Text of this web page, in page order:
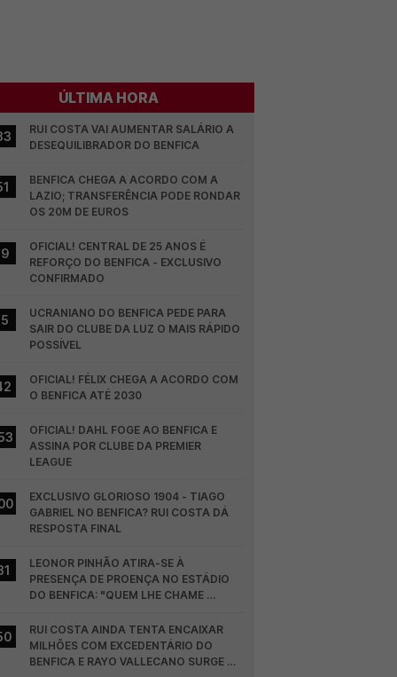
ÚLTIMA HORA
RUI COSTA VAI AUMENTAR SALÁRIO A
DESEQUILIBRADOR DO BENFICA
BENFICA CHEGA A ACORDO COM A
LAZIO; TRANSFERÊNCIA PODE RONDAR
OS 20M DE EUROS
OFICIAL! CENTRAL DE 25 ANOS É
REFORÇO DO BENFICA - EXCLUSIVO
CONFIRMADO
UCRANIANO DO BENFICA PEDE PARA
SAIR DO CLUBE DA LUZ O MAIS RÁPIDO
POSSÍVEL
OFICIAL! FÉLIX CHEGA A ACORDO COM
O BENFICA ATÉ 2030
OFICIAL! DAHL FOGE AO BENFICA E
ASSINA POR CLUBE DA PREMIER
LEAGUE
EXCLUSIVO GLORIOSO 1904 - TIAGO
GABRIEL NO BENFICA? RUI COSTA DÁ
RESPOSTA FINAL
LEONOR PINHÃO ATIRA-SE À
PRESENÇA DE PROENÇA NO ESTÁDIO
DO BENFICA: "QUEM LHE CHAME
RUI COSTA AINDA TENTA ENCAIXAR
MILHÕES COM EXCEDENTÁRIO DO
BENFICA E RAYO VALLECANO SURGE NA